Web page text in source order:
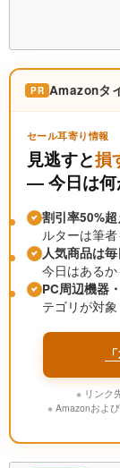
PR Amazonタ
セール耳寄り情報
見逃すと損
― 今日は何
割引率50%超
ルターは筆者
人気商品は
今日はあるか
PC周辺機器
テゴリが対象
※ リンク
※ Amazonおよ